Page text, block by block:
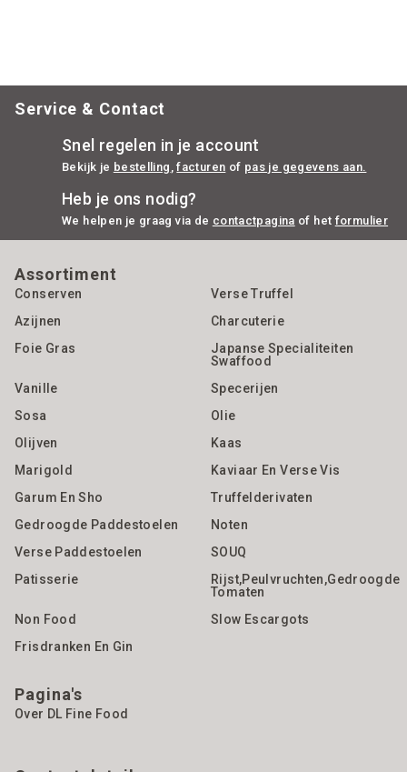
Service & Contact
Snel regelen in je account
Bekijk je bestelling , facturen of pas je gegevens aan.
Heb je ons nodig?
We helpen je graag via de contactpagina of het formulier
Assortiment
Conserven
Verse Truffel
Azijnen
Charcuterie
Foie Gras
Japanse Specialiteiten
Swaffood
Vanille
Specerijen
Sosa
Olie
Olijven
Kaas
Marigold
Kaviaar En Verse Vis
Garum En Sho
Truffelderivaten
Gedroogde Paddestoelen
Noten
Verse Paddestoelen
SOUQ
Patisserie
Rijst,Peulvruchten,gedroogde
Tomaten
Non Food
Slow Escargots
Frisdranken En Gin
Pagina's
Over DL Fine Food